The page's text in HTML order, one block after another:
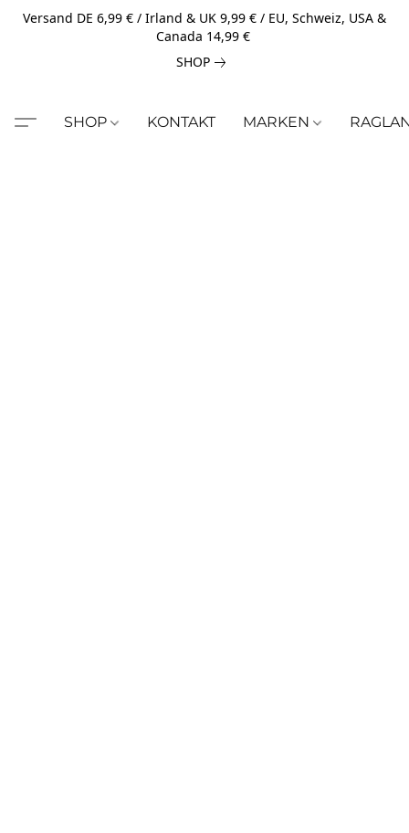
Versand DE 6,99 € / Irland & UK 9,99 € / EU, Schweiz, USA &
Canada 14,99 €
SHOP
SHOP KONTAKT MARKEN